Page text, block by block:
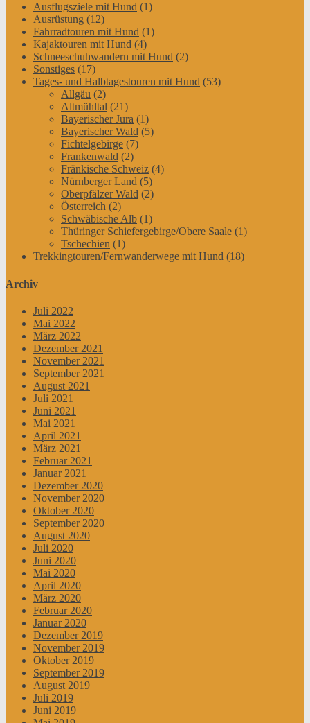
Ausflugsziele mit Hund (1)
Ausrüstung (12)
Fahrradtouren mit Hund (1)
Kajaktouren mit Hund (4)
Schneeschuhwandern mit Hund (2)
Sonstiges (17)
Tages- und Halbtagestouren mit Hund (53)
Allgäu (2)
Altmühltal (21)
Bayerischer Jura (1)
Bayerischer Wald (5)
Fichtelgebirge (7)
Frankenwald (2)
Fränkische Schweiz (4)
Nürnberger Land (5)
Oberpfälzer Wald (2)
Österreich (2)
Schwäbische Alb (1)
Thüringer Schiefergebirge/Obere Saale (1)
Tschechien (1)
Trekkingtouren/Fernwanderwege mit Hund (18)
Archiv
Juli 2022
Mai 2022
März 2022
Dezember 2021
November 2021
September 2021
August 2021
Juli 2021
Juni 2021
Mai 2021
April 2021
März 2021
Februar 2021
Januar 2021
Dezember 2020
November 2020
Oktober 2020
September 2020
August 2020
Juli 2020
Juni 2020
Mai 2020
April 2020
März 2020
Februar 2020
Januar 2020
Dezember 2019
November 2019
Oktober 2019
September 2019
August 2019
Juli 2019
Juni 2019